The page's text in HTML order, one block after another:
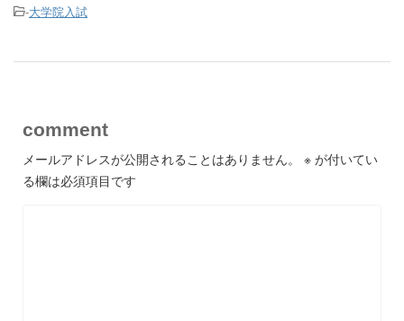
-大学院入試
comment
メールアドレスが公開されることはありません。 ※ が付いてい
る欄は必須項目です